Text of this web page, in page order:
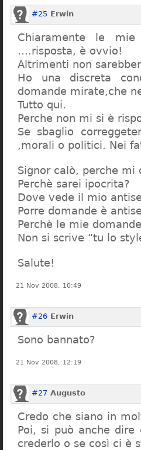
#25 Erwin
Chiaramente le
….risposta, è ovvio!
Altrimenti non
Ho una discreta
domande mirate,che
Tutto qui.
Perche non mi si è
Se sbaglio
,morali o politici. Nei
Signor calò, perche mi
Perchè sarei ipocrita?
Dove vede il mio
Porre domande è
Perchè le mie
Non si scrive “tu lo
Salute!
21 Nov 2008, 10:49
#26 Erwin
Sono bannato?
21 Nov 2008, 12:19
#27 Augusto
Credo che siano in
Poi, si può anche
crederlo o se così ci